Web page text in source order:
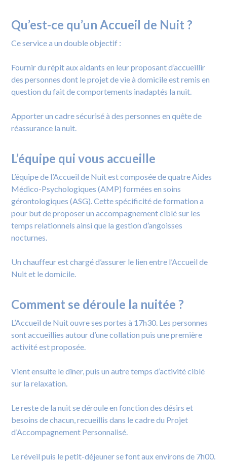
Qu’est-ce qu’un Accueil de Nuit ?
Ce service a un double objectif :
Fournir du répit aux aidants en leur proposant d’accueillir
des personnes dont le projet de vie à domicile est remis en
question du fait de comportements inadaptés la nuit.
Apporter un cadre sécurisé à des personnes en quête de
réassurance la nuit.
L’équipe qui vous accueille
L’équipe de l’Accueil de Nuit est composée de quatre Aides
Médico-Psychologiques (AMP) formées en soins
gérontologiques (ASG). Cette spécificité de formation a
pour but de proposer un accompagnement ciblé sur les
temps relationnels ainsi que la gestion d’angoisses
nocturnes.
Un chauffeur est chargé d’assurer le lien entre l’Accueil de
Nuit et le domicile.
Comment se déroule la nuitée ?
L’Accueil de Nuit ouvre ses portes à 17h30. Les personnes
sont accueillies autour d’une collation puis une première
activité est proposée.
Vient ensuite le dîner, puis un autre temps d’activité ciblé
sur la relaxation.
Le reste de la nuit se déroule en fonction des désirs et
besoins de chacun, recueillis dans le cadre du Projet
d’Accompagnement Personnalisé.
Le réveil puis le petit-déjeuner se font aux environs de 7h00.